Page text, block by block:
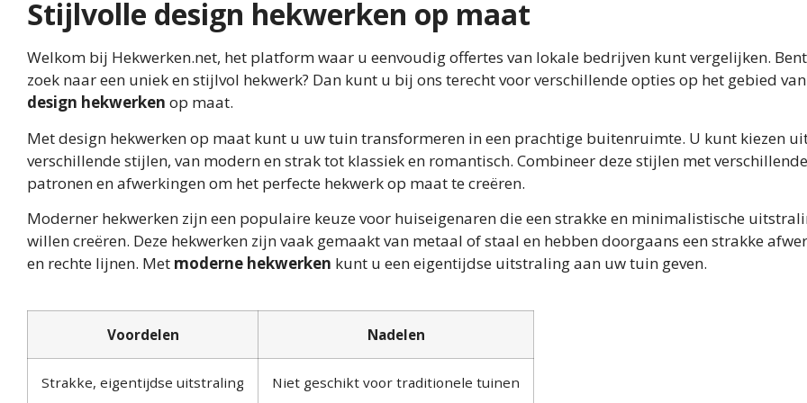
Stijlvolle design hekwerken op maat
Welkom bij Hekwerken.net, het platform waar u eenvoudig offertes van lokale bedrijven kunt vergelijken.
zoek naar een uniek en stijlvol hekwerk? Dan kunt u bij ons terecht voor verschillende opties op het gebied van
design hekwerken op maat.
Met design hekwerken op maat kunt u uw tuin transformeren in een prachtige buitenruimte. U kunt kiezen
verschillende stijlen, van modern en strak tot klassiek en romantisch. Combineer deze stijlen met verschillende
patronen en afwerkingen om het perfecte hekwerk op maat te creëren.
Moderner hekwerken zijn een populaire keuze voor huiseigenaren die een strakke en minimalistische
willen creëren. Deze hekwerken zijn vaak gemaakt van metaal of staal en hebben doorgaans een strakke
en rechte lijnen. Met moderne hekwerken kunt u een eigentijdse uitstraling aan uw tuin geven.
Voordelen Nadelen
Strakke, eigentijdse uitstraling Niet geschikt voor traditionele tuinen